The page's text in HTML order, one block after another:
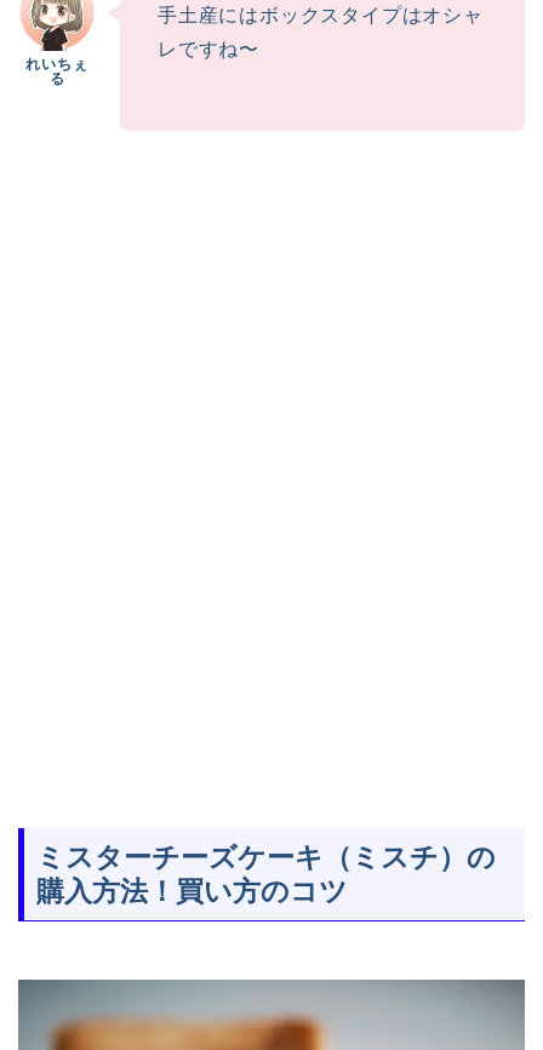
手土産にはボックスタイプはオシャ
レですね〜
ミスターチーズケーキ（ミスチ）の
購入方法！買い方のコツ